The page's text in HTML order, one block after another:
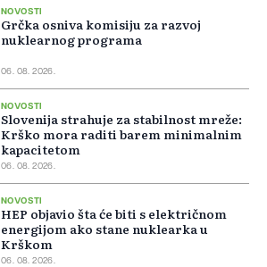
NOVOSTI
Grčka osniva komisiju za razvoj
nuklearnog programa
06. 08. 2026.
NOVOSTI
Slovenija strahuje za stabilnost mreže:
Krško mora raditi barem minimalnim
kapacitetom
06. 08. 2026.
NOVOSTI
HEP objavio šta će biti s električnom
energijom ako stane nuklearka u
Krškom
06. 08. 2026.